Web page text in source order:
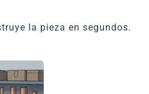
la pieza en segundos.